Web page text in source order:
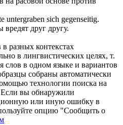
untergraben sich gegenseitig.
вредят друг другу.
разных контекстах
в лингвистических целях, т.
слов в одном языке и вариантов
собраны автоматически
технологии поиска на
вы обнаружили
или иную ошибку в
опцию "Сообщить о